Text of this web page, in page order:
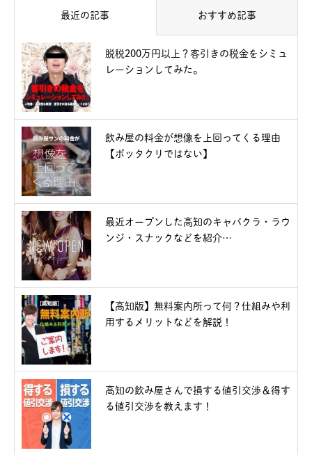
最近の記事 おすすめ記事
脱税200万円以上？客引きの税金をシミュ
レーションしてみた。
飲み屋の料金が想像を上回ってくる理由
【ボッタクリではない】
最近オープンした高知のキャバクラ・ラウ
ンジ・スナックなどを紹介…
【高知版】無料案内所って何？仕組みや利
用するメリットなどを解説！
高知の飲み屋さんで損する値引交渉＆得す
る値引交渉を教えます！